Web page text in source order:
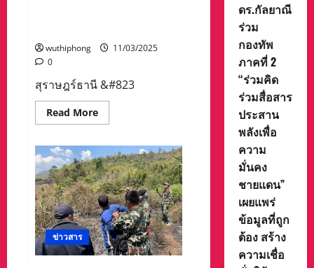
wuthiphong
11/03/2025
0
สุราษฎร์ธานี &#823
Read MoreRead
more
ท่าฉาง
ขับ
เคลื่อน
อาสา
สมัคร
พัฒนา
สังคม
และ
ความ
มั่นคง
ของ
มนุษย์
ข่าวสาร
ดร.กัลยาณี
ร่วม
กองทัพ
ภาคที่ 2
“ร่วมคิด
ร่วมสื่อสาร
ประสาน
พลังเพื่อ
ความ
มั่นคง
ชายแดน”
เผยแพร่
ข้อมูลที่ถูก
ต้อง สร้าง
ความเชื่อ